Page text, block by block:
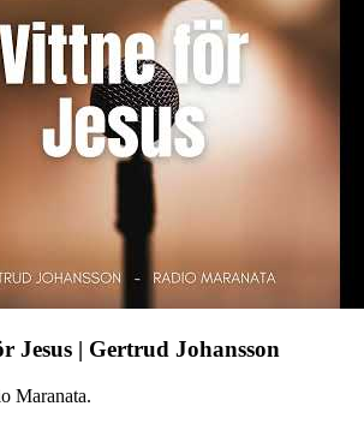
Jesus | Gertrud Johansson
Maranata.